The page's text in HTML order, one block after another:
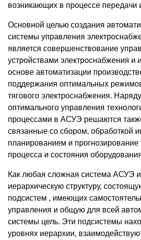
возникающих в процессе передачи
Основной целью создания
системы управления
является совершенствование
устройствами электроснабжения и
основе автоматизации
поддержания оптимальных
тягового электроснабжения.
оптимального управления
процессами в АСУЭ решаются
связанные со сбором, обработкой
планированием и прогнозирование
процесса и состояния
Как любая сложная система АСУЭ
иерархическую структуру,
подсистем , имеющих
управления и общую для всей
системы цель. Эти подсистемы
уровнях иерархии,